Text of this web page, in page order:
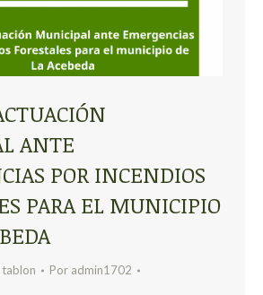
ANTE
POR INCENDIOS
PARA EL MUNICIPIO
tablon Por admin1702